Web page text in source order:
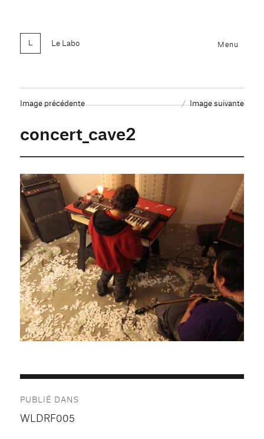
Le Labo Menu
Image précédente Image suivante
concert_cave2
de
PUBLIÉ DANS
WLDRF005